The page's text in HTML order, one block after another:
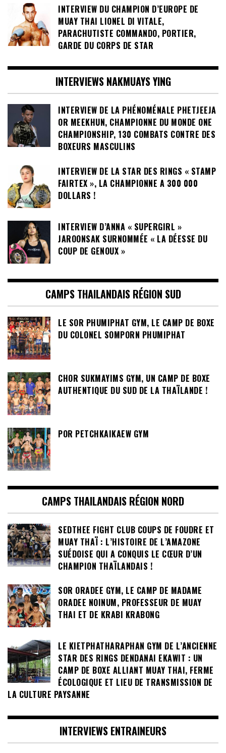
INTERVIEW DU CHAMPION D’EUROPE DE
MUAY THAI LIONEL DI VITALE,
PARACHUTISTE COMMANDO, PORTIER,
GARDE DU CORPS DE STAR
INTERVIEWS NAKMUAYS YING
INTERVIEW DE LA PHÉNOMÉNALE PHETJEEJA
OR MEEKHUN, CHAMPIONNE DU MONDE ONE
CHAMPIONSHIP, 130 COMBATS CONTRE DES
BOXEURS MASCULINS
INTERVIEW DE LA STAR DES RINGS « STAMP
FAIRTEX », LA CHAMPIONNE A 300 000
DOLLARS !
INTERVIEW D’ANNA « SUPERGIRL »
JAROONSAK SURNOMMÉE « LA DÉESSE DU
COUP DE GENOUX »
CAMPS THAILANDAIS RÉGION SUD
LE SOR PHUMIPHAT GYM, LE CAMP DE BOXE
DU COLONEL SOMPORN PHUMIPHAT
CHOR SUKMAYIMS GYM, UN CAMP DE BOXE
AUTHENTIQUE DU SUD DE LA THAÏLANDE !
POR PETCHKAIKAEW GYM
CAMPS THAILANDAIS RÉGION NORD
SEDTHEE FIGHT CLUB COUPS DE FOUDRE ET
MUAY THAÏ : L’HISTOIRE DE L’AMAZONE
SUÉDOISE QUI A CONQUIS LE CŒUR D’UN
CHAMPION THAÏLANDAIS !
SOR ORADEE GYM, LE CAMP DE MADAME
ORADEE NOINUM, PROFESSEUR DE MUAY
THAI ET DE KRABI KRABONG
LE KIETPHATHARAPHAN GYM DE L’ANCIENNE
STAR DES RINGS DENDANAI EKAWIT : UN
CAMP DE BOXE ALLIANT MUAY THAI, FERME
ÉCOLOGIQUE ET LIEU DE TRANSMISSION DE
LA CULTURE PAYSANNE
INTERVIEWS ENTRAINEURS